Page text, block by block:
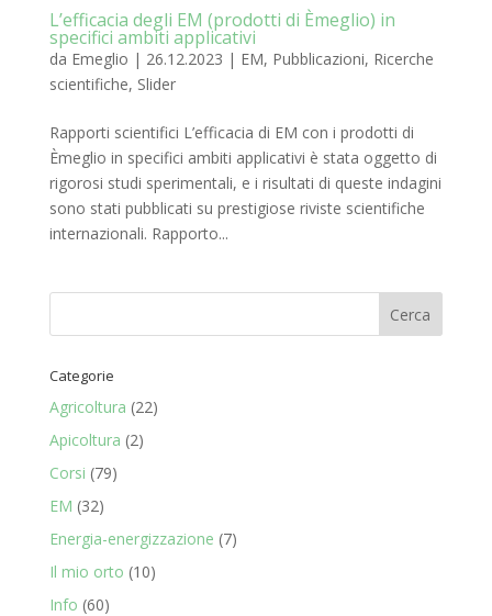
L’efficacia degli EM (prodotti di Èmeglio) in
specifici ambiti applicativi
da Emeglio | 26.12.2023 | EM, Pubblicazioni, Ricerche
scientifiche, Slider
Rapporti scientifici L’efficacia di EM con i prodotti di
Èmeglio in specifici ambiti applicativi è stata oggetto di
rigorosi studi sperimentali, e i risultati di queste indagini
sono stati pubblicati su prestigiose riviste scientifiche
internazionali. Rapporto...
Categorie
Agricoltura (22)
Apicoltura (2)
Corsi (79)
EM (32)
Energia-energizzazione (7)
Il mio orto (10)
Info (60)